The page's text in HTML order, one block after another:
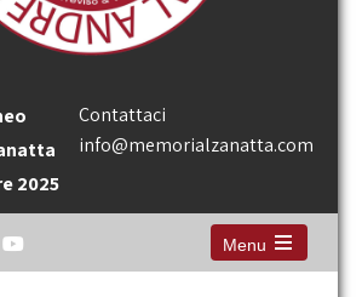
2025
Contattaci
info@memorialzanatta.com
Menu
Open